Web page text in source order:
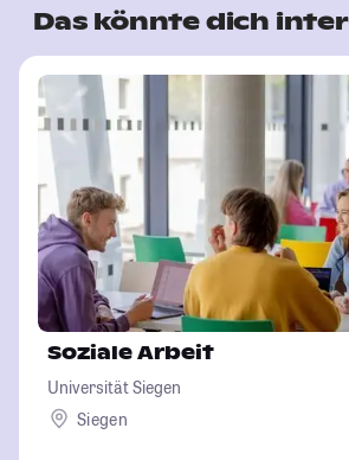
Das könnte dich
Soziale Arbeit
Universität Siegen
Siegen